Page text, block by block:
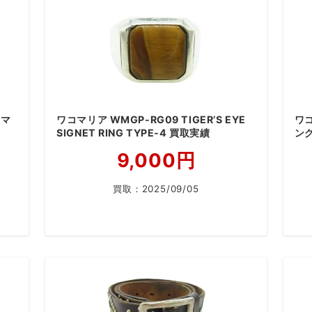
ワコマリア WMGP-RG09 TIGER’S EYE
SIGNET RING TYPE-4 買取実績
9,000円
買取： 2025/09/05
ワ
ン